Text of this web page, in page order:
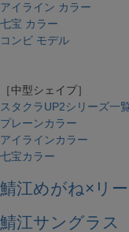
アイライン カラー
七宝 カラー
コンビ モデル
［中型シェイプ］
スタクラUP2シリーズ一
プレーンカラー
アイラインカラー
七宝カラー
鯖江めがね×リ
鯖江サングラス